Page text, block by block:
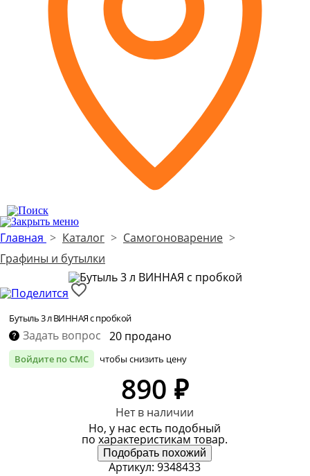
Главная > Каталог > Самогоноварение >
Графины и бутылки
Бутыль 3 л ВИННАЯ с пробкой
Задать вопрос 20 продано
Войдите по СМС чтобы снизить цену
890 ₽
Нет в наличии
Но, у нас есть подобный
по характеристикам товар.
Подобрать похожий
Артикул: 9348433